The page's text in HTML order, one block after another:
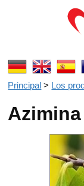
Principal > Los
Azimina